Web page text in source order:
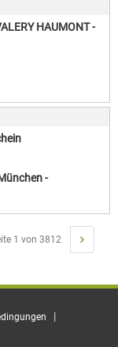
HAUMONT -
-
1 von 3812
|